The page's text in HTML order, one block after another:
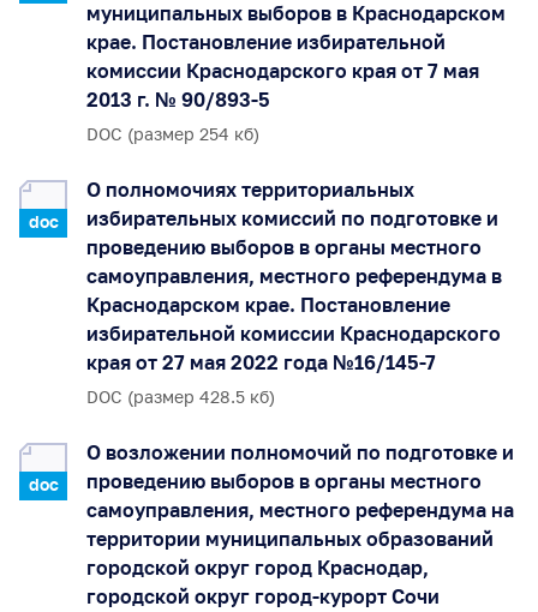
муниципальных выборов в Краснодарском
крае. Постановление избирательной
комиссии Краснодарского края от 7 мая
2013 г. № 90/893-5
DOC (размер 254 кб)
doc
О полномочиях территориальных
избирательных комиссий по подготовке и
проведению выборов в органы местного
самоуправления, местного референдума в
Краснодарском крае. Постановление
избирательной комиссии Краснодарского
края от 27 мая 2022 года №16/145-7
DOC (размер 428.5 кб)
doc
О возложении полномочий по подготовке и
проведению выборов в органы местного
самоуправления, местного референдума на
территории муниципальных образований
городской округ город Краснодар,
городской округ город-курорт Сочи